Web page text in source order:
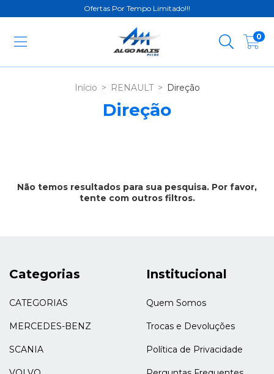
Ofertas Por Tempo Limitado!!!
0
Início > RENAULT > Direção
Direção
Não temos resultados para sua pesquisa. Por favor,
tente com outros filtros.
Categorias
CATEGORIAS
MERCEDES-BENZ
SCANIA
Institucional
Quem Somos
Trocas e Devoluções
Política de Privacidade